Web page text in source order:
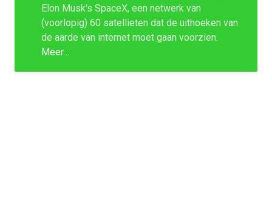
Elon Musk's SpaceX, een netwerk van
(voorlopig) 60 satellieten dat de uithoeken van
de aarde van internet moet gaan voorzien.
Meer…